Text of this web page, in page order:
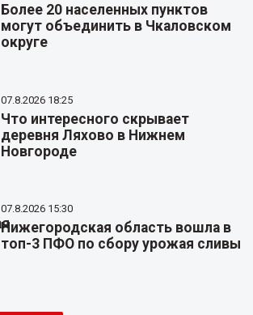
Более 20 населенных пунктов
могут объединить в Чкаловском
округе
07.8.2026 18:25
Что интересного скрывает
деревня Ляхово в Нижнем
Новгороде
07.8.2026 15:30
Нижегородская область вошла в
топ-3 ПФО по сбору урожая сливы